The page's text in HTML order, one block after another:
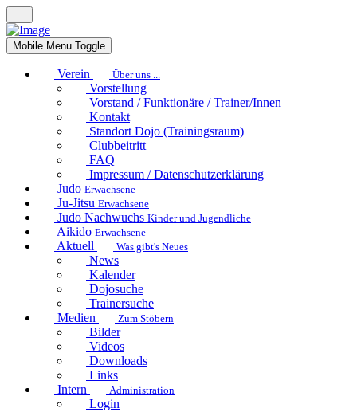
Mobile Menu Toggle
Verein Über uns ...
Vorstellung
Vorstand / Funktionäre / Trainer/Innen
Kontakt
Standort Dojo (Trainingsraum)
Clubbeitritt
FAQ
Impressum / Datenschutzerklärung
Judo Erwachsene
Ju-Jitsu Erwachsene
Judo Nachwuchs Kinder und Jugendliche
Aikido Erwachsene
Aktuell Was gibt's Neues
News
Kalender
Dojosuche
Trainersuche
Medien
Zum Stöbern
Bilder
Videos
Downloads
Links
Intern
Administration
Login